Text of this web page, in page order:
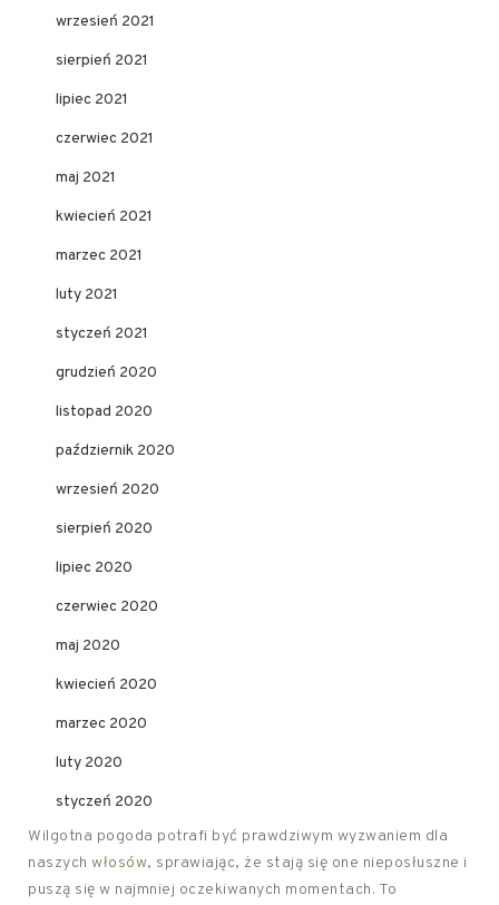
wrzesień 2021
sierpień 2021
lipiec 2021
czerwiec 2021
maj 2021
kwiecień 2021
marzec 2021
luty 2021
styczeń 2021
grudzień 2020
listopad 2020
październik 2020
wrzesień 2020
sierpień 2020
lipiec 2020
czerwiec 2020
maj 2020
kwiecień 2020
marzec 2020
luty 2020
styczeń 2020
Wilgotna pogoda potrafi być prawdziwym wyzwaniem dla
naszych włosów, sprawiając, że stają się one nieposłuszne i
puszą się w najmniej oczekiwanych momentach. To